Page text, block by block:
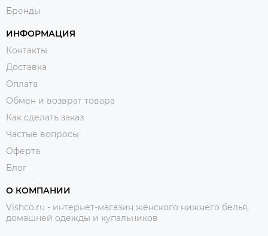
Бренды
ИНФОРМАЦИЯ
Контакты
Доставка
Оплата
Обмен и возврат товара
Как сделать заказ
Частые вопросы
Оферта
Блог
О КОМПАНИИ
Vishco.ru - интернет-магазин женского нижнего белья,
домашней одежды и купальников